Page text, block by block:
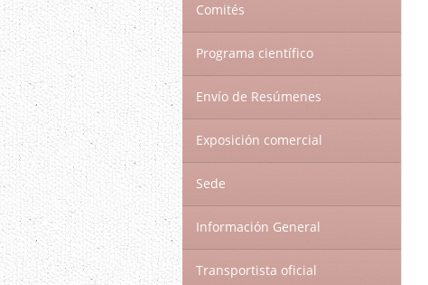
Comités
Programa científico
Envío de Resúmenes
Exposición comercial
Sede
Información General
Transportista oficial